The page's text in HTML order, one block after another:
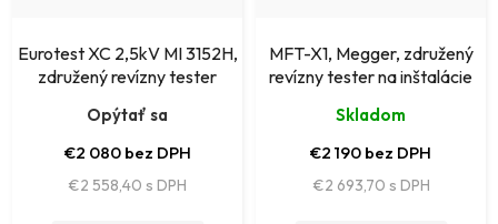
Eurotest XC 2,5kV MI 3152H,
združený revízny tester
Opýtať sa
€2 080 bez DPH
€2 558,40
MFT-X1, Megger, združený
revízny tester na inštalácie
Skladom
€2 190 bez DPH
€2 693,70